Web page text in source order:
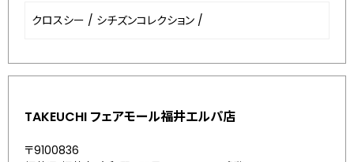
クロスシー / シチズンコレクション /
TAKEUCHI フェアモール福井エルパ店
〒9100836